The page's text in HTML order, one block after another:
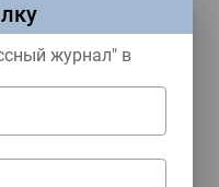
журнал" в